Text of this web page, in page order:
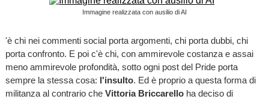
Immagine realizzata con ausilio di AI
'è chi nei commenti social porta argomenti, chi porta dubbi, chi
porta confronto. E poi c'è chi, con ammirevole costanza e assai
meno ammirevole profondità, sotto ogni post del Pride porta
sempre la stessa cosa: l'insulto. Ed è proprio a questa forma di
militanza al contrario che Vittoria Briccarelloha deciso di